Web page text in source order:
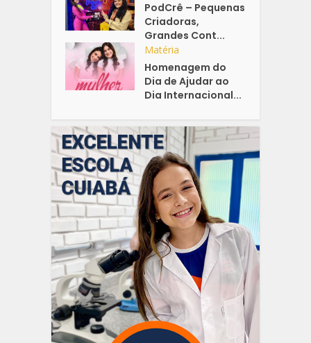
PodCrê – Pequenas
Criadoras,
Grandes Cont...
Matéria
Homenagem do
Dia de Ajudar ao
Dia Internacional...